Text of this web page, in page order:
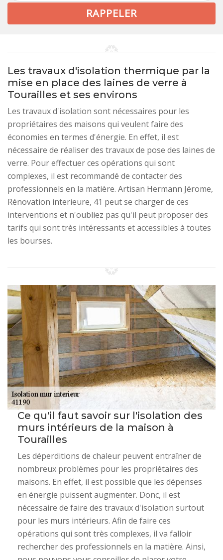
Les travaux d'isolation thermique par la
mise en place des laines de verre à
Tourailles et ses environs
Les travaux d'isolation sont nécessaires pour les
propriétaires des maisons qui veulent faire des
économies en termes d'énergie. En effet, il est
nécessaire de réaliser des travaux de pose des laines de
verre. Pour effectuer ces opérations qui sont
complexes, il est recommandé de contacter des
professionnels en la matière. Artisan Hermann Jérome,
Rénovation interieure, 41 peut se charger de ces
interventions et n'oubliez pas qu'il peut proposer des
tarifs qui sont très intéressants et accessibles à toutes
les bourses.
Ce qu'il faut savoir sur l'isolation des
murs intérieurs de la maison à
Tourailles
Les déperditions de chaleur peuvent entraîner de
nombreux problèmes pour les propriétaires des
maisons. En effet, il est possible que les dépenses
en énergie puissent augmenter. Donc, il est
nécessaire de faire des travaux d'isolation surtout
pour les murs intérieurs. Afin de faire ces
opérations qui sont très complexes, il va falloir
rechercher des professionnels en la matière. Ainsi,